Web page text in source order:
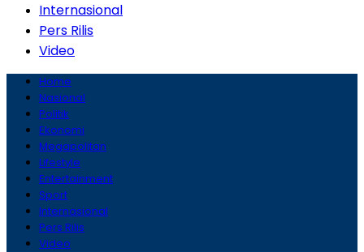
Internasional
Pers Rilis
Video
Home
Nasional
Politik
Ekonomi
Megapolitan
Lifestyle
Entertainment
Sport
Internasional
Pers Rilis
Video